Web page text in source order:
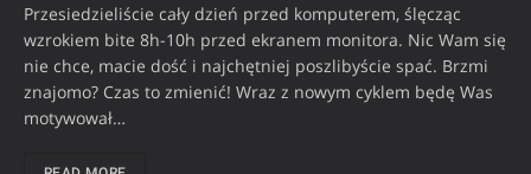
Przesiedzieliście cały dzień przed komputerem, ślęcząc
wzrokiem bite 8h-10h przed ekranem monitora. Nic Wam się
nie chce, macie dość i najchętniej poszlibyście spać. Brzmi
znajomo? Czas to zmienić! Wraz z nowym cyklem będę Was
motywował…